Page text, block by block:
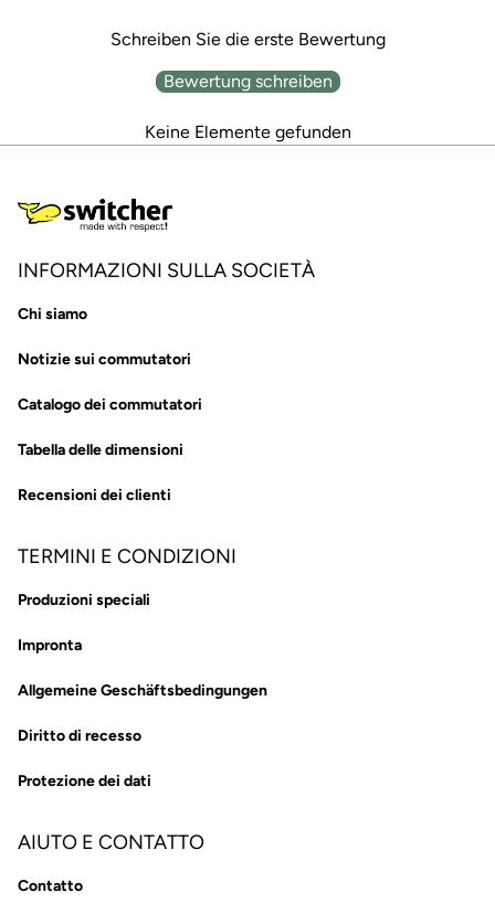
Schreiben Sie die erste Bewertung
Bewertung schreiben
Keine Elemente gefunden
INFORMAZIONI SULLA SOCIETÀ
Chi siamo
Notizie sui commutatori
Catalogo dei commutatori
Tabella delle dimensioni
Recensioni dei clienti
TERMINI E CONDIZIONI
Produzioni speciali
Impronta
Allgemeine Geschäftsbedingungen
Diritto di recesso
Protezione dei dati
AIUTO E CONTATTO
Contatto